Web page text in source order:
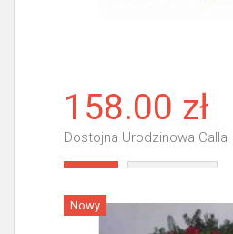
158.00 zł
Dostojna Urodzinowa Calla
Nowy